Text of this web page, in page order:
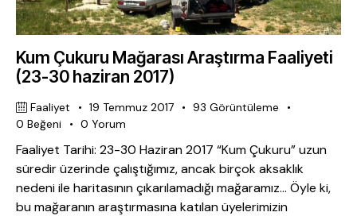
Kum Çukuru Mağarası Araştırma Faaliyeti
(23-30 haziran 2017)
Faaliyet 19 Temmuz 2017 93 Görüntüleme
0 Beğeni 0 Yorum
Faaliyet Tarihi: 23-30 Haziran 2017 “Kum Çukuru” uzun
süredir üzerinde çalıştığımız, ancak birçok aksaklık
nedeni ile haritasının çıkarılamadığı mağaramız… Öyle ki,
bu mağaranın araştırmasına katılan üyelerimizin